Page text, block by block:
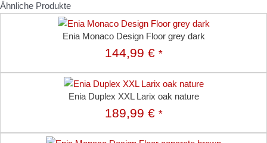
Ähnliche Produkte
Enia Monaco Design Floor grey dark
144,99 € *
Enia Duplex XXL Larix oak nature
189,99 € *